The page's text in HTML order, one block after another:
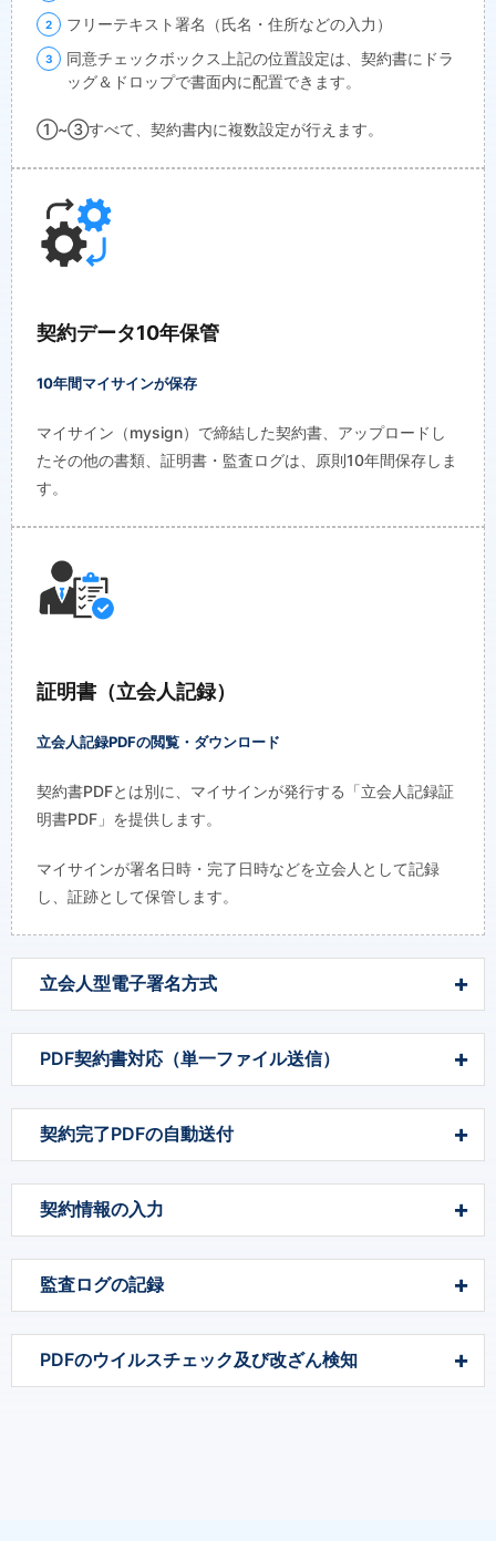
フリーテキスト署名（氏名・住所などの入力）
同意チェックボックス上記の位置設定は、契約書にドラ
ッグ＆ドロップで書面内に配置できます。
①~③すべて、契約書内に複数設定が行えます。
契約データ10年保管
10年間マイサインが保存
マイサイン（mysign）で締結した契約書、アップロードし
たその他の書類、証明書・監査ログは、原則10年間保存しま
す。
証明書（立会人記録）
立会人記録PDFの閲覧・ダウンロード
契約書PDFとは別に、マイサインが発行する「立会人記録証
明書PDF」を提供します。
マイサインが署名日時・完了日時などを立会人として記録
し、証跡として保管します。
立会人型電子署名方式
PDF契約書対応（単一ファイル送信）
契約完了PDFの自動送付
契約情報の入力
監査ログの記録
PDFのウイルスチェック及び改ざん検知